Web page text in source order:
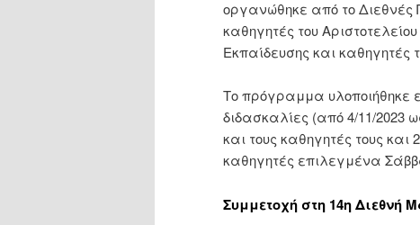
οργανώθηκε από το Διεθνές
καθηγητές του
Εκπαίδευσης και καθηγητές
Το πρόγραμμα υλοποιήθηκε
διδασκαλίες (από 4/11/2023
και τους καθηγητές τους και
καθηγητές επιλεγμένα
Συμμετοχή στη 14η Διεθνή